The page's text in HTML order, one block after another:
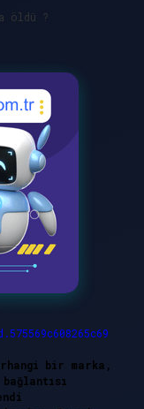
öldü ?
bir marka,